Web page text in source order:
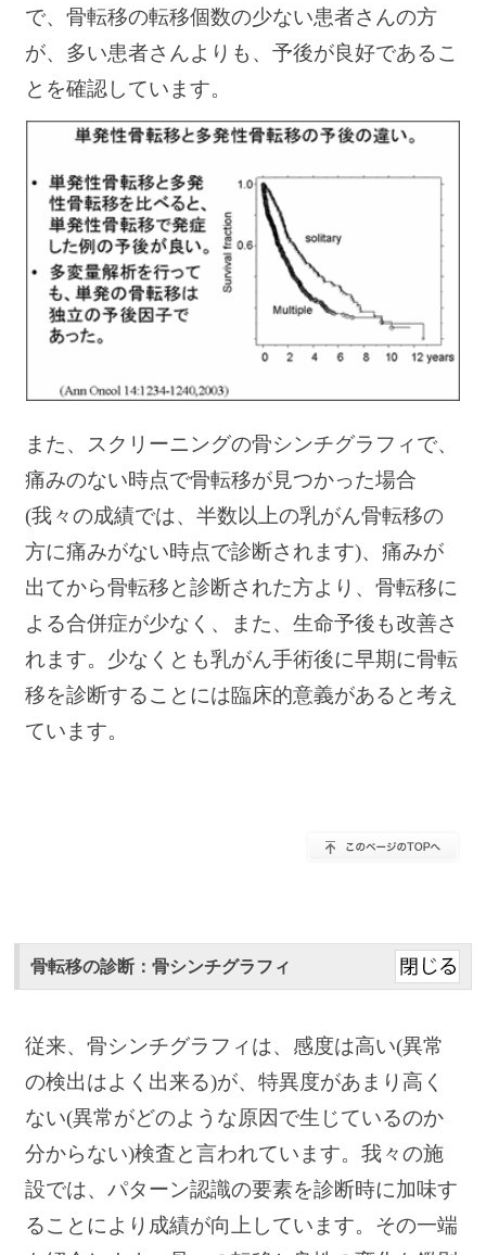
で、骨転移の転移個数の少ない患者さんの方
が、多い患者さんよりも、予後が良好であるこ
とを確認しています。
また、スクリーニングの骨シンチグラフィで、
痛みのない時点で骨転移が見つかった場合
(我々の成績では、半数以上の乳がん骨転移の
方に痛みがない時点で診断されます)、痛みが
出てから骨転移と診断された方より、骨転移に
よる合併症が少なく、また、生命予後も改善さ
れます。少なくとも乳がん手術後に早期に骨転
移を診断することには臨床的意義があると考え
ています。
骨転移の診断：骨シンチグラフィ
従来、骨シンチグラフィは、感度は高い(異常
の検出はよく出来る)が、特異度があまり高く
ない(異常がどのような原因で生じているのか
分からない)検査と言われています。我々の施
設では、パターン認識の要素を診断時に加味す
ることにより成績が向上しています。その一端